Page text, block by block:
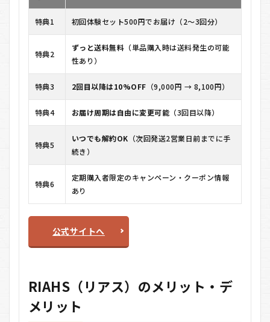
特典1 初回体験セット500円でお届け（2～3回分）
特典2
ずっと送料無料 （単品購入時は送料発生の可能
性あり）
特典3 2回目以降は10%OFF （9,000円 → 8,100円）
特典4 お届け周期は自由に変更可能 （3回目以降）
特典5
いつでも解約OK （次回発送2営業日前までに手
続き）
特典6
定期購入者限定のキャンペーン・クーポン情報
あり
公式サイトへ
RIAHS（リアス）のメリット・デ
メリット